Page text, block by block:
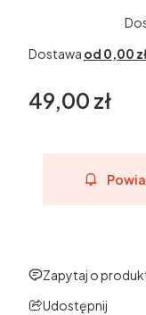
Dostawa od 0,00
Cena
49,00 zł
Zapytaj o
Udostępnij